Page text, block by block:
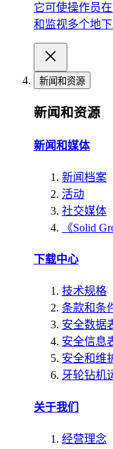
它可使操作员
和监视多个地
新闻和资源
新闻和资源
新闻和媒体
新闻档案
活动
社交媒体
《Solid
下载中心
技术规格
条款和条
安全数据
安全信息
安全和维
牙轮钻机
关于我们
经营理念